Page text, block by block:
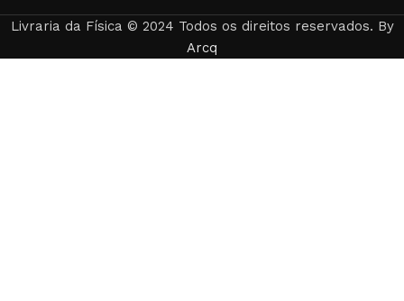
Livraria da Física © 2024 Todos os direitos reservados. By
Arcq